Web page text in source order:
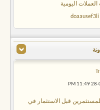
اليومية
doaausef3li
28-
11:49 PM
قبل الاستثمار في